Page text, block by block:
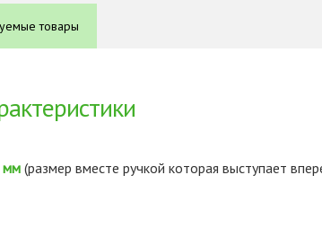
товары
мм(размер вместе ручкой которая выступает